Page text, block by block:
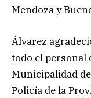
Mendoza y
Álvarez
todo el personal
Municipalidad
Policía de la